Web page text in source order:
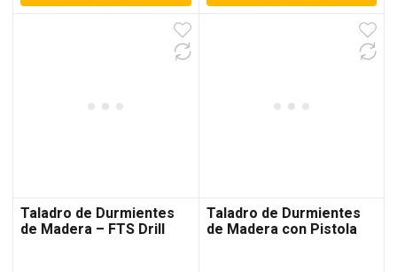
Taladro de Durmientes
de Madera – FTS Drill
Taladro de Durmientes
de Madera con Pistola